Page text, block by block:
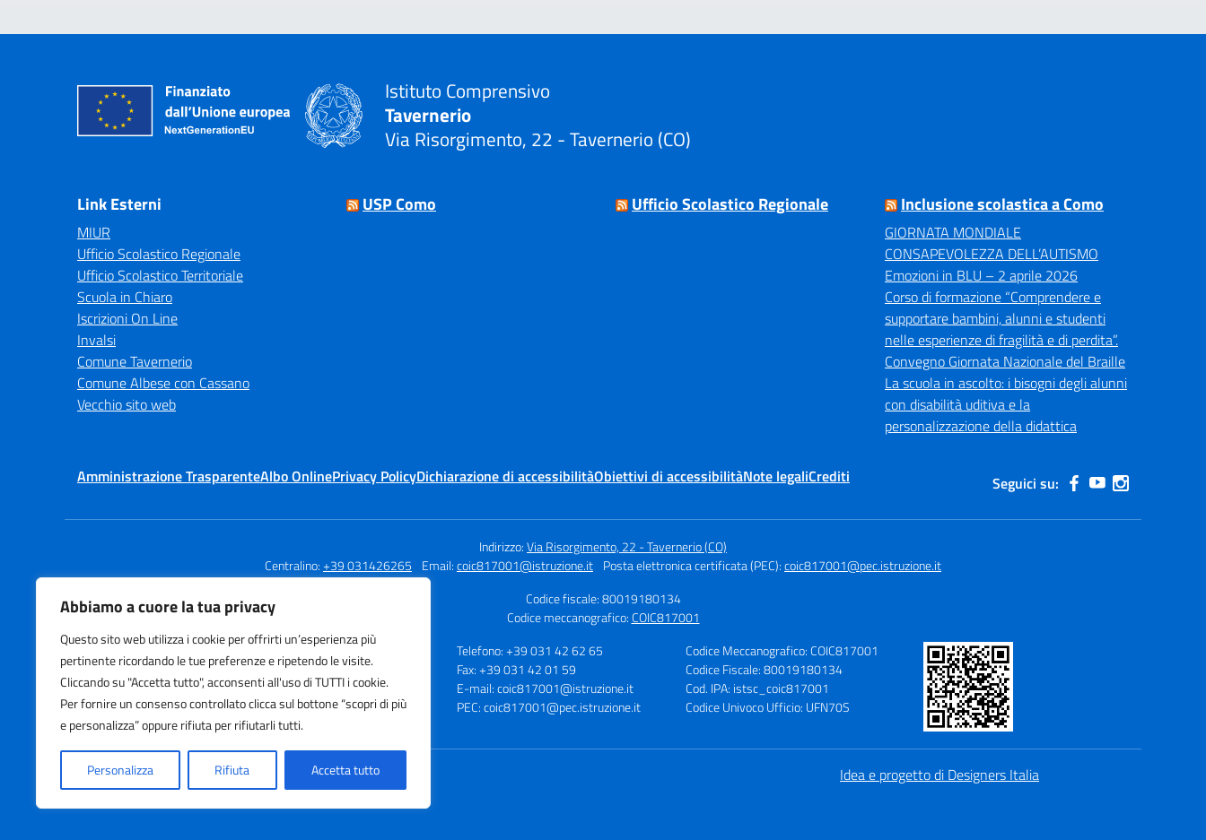
Abbiamo a cuore la tua privacy
Questo sito web utilizza i cookie per offrirti un’esperienza più
pertinente ricordando le tue preferenze e ripetendo le visite.
Cliccando su "Accetta tutto", acconsenti all'uso di TUTTI i cookie.
Per fornire un consenso controllato clicca sul bottone “scopri di più
e personalizza” oppure rifiuta per rifiutarli tutti.
Personalizza Rifiuta Accetta tutto
Istituto Comprensivo
Tavernerio
Via Risorgimento, 22 - Tavernerio (CO)
Link Esterni
MIUR
Ufficio Scolastico Regionale
Ufficio Scolastico Territoriale
Scuola in Chiaro
Iscrizioni On Line
Invalsi
Comune Tavernerio
Comune Albese con Cassano
Vecchio sito web
USP Como Ufficio Scolastico Regionale Inclusione scolastica a Como
GIORNATA MONDIALE
CONSAPEVOLEZZA DELL’AUTISMO
Emozioni in BLU – 2 aprile 2026
Corso di formazione “Comprendere e
supportare bambini, alunni e studenti
nelle esperienze di fragilità e di perdita”.
Convegno Giornata Nazionale del Braille
La scuola in ascolto: i bisogni degli alunni
con disabilità uditiva e la
personalizzazione della didattica
Amministrazione TrasparenteAlbo OnlinePrivacy PolicyDichiarazione di accessibilitàObiettivi di accessibilitàNote legaliCrediti Seguici su:
Indirizzo:Via Risorgimento, 22 - Tavernerio (CO)
Centralino:+39 031426265 Email:coic817001@istruzione.it Posta elettronica certificata (PEC):coic817001@pec.istruzione.it
Codice fiscale: 80019180134
Codice meccanografico:COIC817001
Istituto Comprensivo
Tavernerio
Via Risorgimento, 22 - Tavernerio (CO)
Telefono: +39 031 42 62 65
Fax: +39 031 42 01 59
E-mail: coic817001@istruzione.it
PEC: coic817001@pec.istruzione.it
Codice Meccanografico: COIC817001
Codice Fiscale: 80019180134
Cod. IPA: istsc_coic817001
Codice Univoco Ufficio: UFN70S
Idea e progetto di Designers Italia